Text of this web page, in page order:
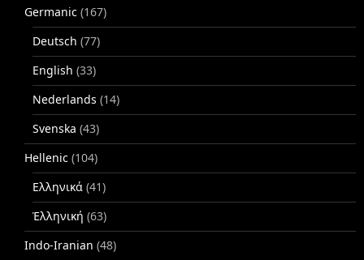
Germanic (167)
Deutsch (77)
English (33)
Nederlands (14)
Svenska (43)
Hellenic (104)
Ελληνικά (41)
Ἑλληνική (63)
Indo-Iranian (48)